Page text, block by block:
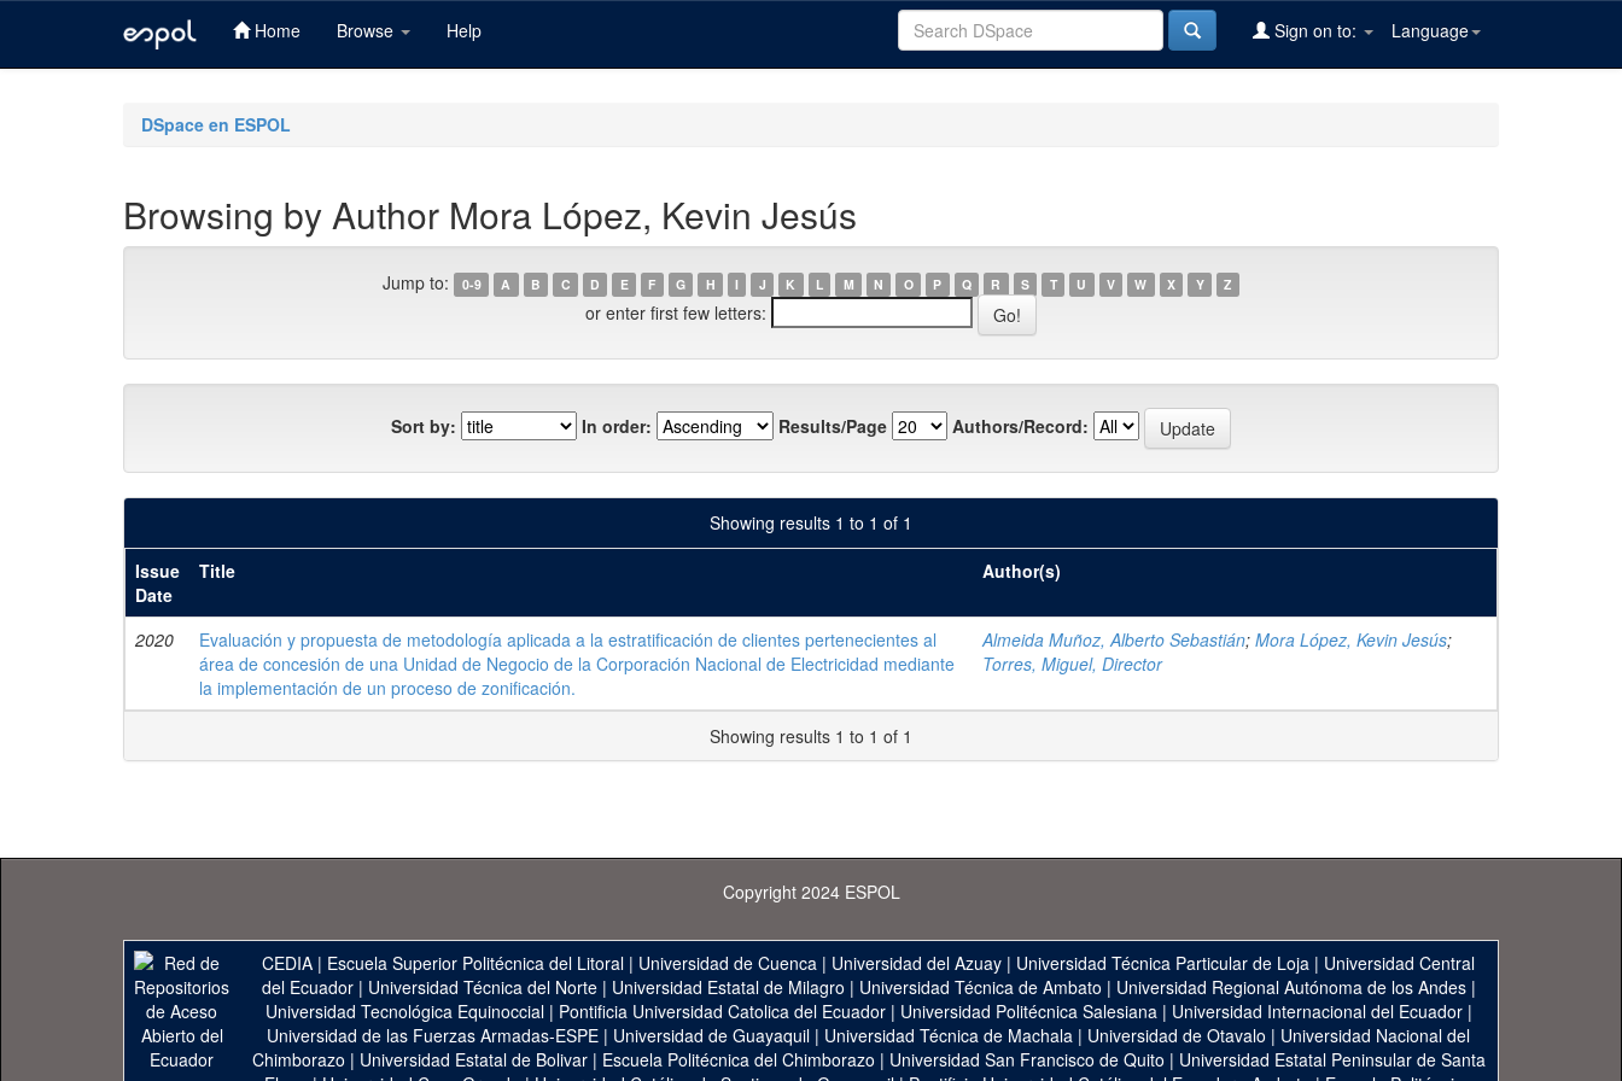
Home Browse Help Language
Sign on to:
DSpace en ESPOL
Browsing by Author Mora López, Kevin Jesús
Jump to: 0-9 A B C D E F G H I J K L M N O P Q R S T U V W X Y Z
or enter first few letters:
Sort by: In order: Results/Page Authors/Record:
Showing results 1 to 1 of 1
Issue
Date
Title Author(s)
2020
Evaluación y propuesta de metodología aplicada a la estratificación de clientes pertenecientes al
área de concesión de una Unidad de Negocio de la Corporación Nacional de Electricidad mediante
la implementación de un proceso de zonificación.
Almeida Muñoz, Alberto Sebastián; Mora López, Kevin Jesús;
Torres, Miguel, Director
Showing results 1 to 1 of 1
Copyright 2024 ESPOL
CEDIA | Escuela Superior Politécnica del Litoral | Universidad de Cuenca | Universidad del Azuay | Universidad Técnica Particular de Loja | Universidad Central
del Ecuador| Universidad Técnica del Norte| Universidad Estatal de Milagro | Universidad Técnica de Ambato | Universidad Regional Autónoma de los Andes|
Universidad Tecnológica Equinoccial| Pontificia Universidad Catolica del Ecuador| Universidad Politécnica Salesiana| Universidad Internacional del Ecuador|
Universidad de las Fuerzas Armadas-ESPE | Universidad de Guayaquil | Universidad Técnica de Machala | Universidad de Otavalo | Universidad Nacional del
Chimborazo | Universidad Estatal de Bolivar| Escuela Politécnica del Chimborazo | Universidad San Francisco de Quito | Universidad Estatal Peninsular de Santa